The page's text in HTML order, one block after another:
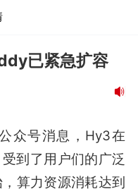
已紧急扩容
众号消息，Hy3在
到了用户们的广泛
算力资源消耗达到